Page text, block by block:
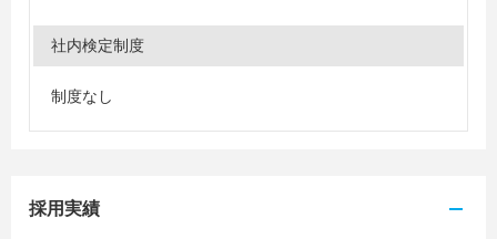
社内検定制度
制度なし
採用実績